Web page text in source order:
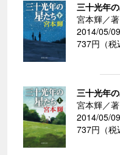
三十光年
宮本輝／著
2014/05/09
737円（税
三十光年
宮本輝／著
2014/05/09
737円（税